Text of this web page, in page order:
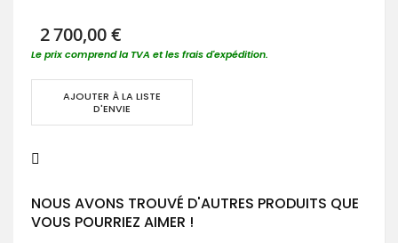
2 700,00 €
Le prix comprend la TVA et les frais d'expédition.
AJOUTER À LA LISTE
D'ENVIE
NOUS AVONS TROUVÉ D'AUTRES PRODUITS QUE
VOUS POURRIEZ AIMER !